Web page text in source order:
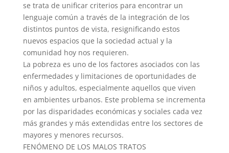
se trata de unificar criterios para encontrar un
lenguaje común a través de la integración de los
distintos puntos de vista, resignificando estos
nuevos espacios que la sociedad actual y la
comunidad hoy nos requieren.
La pobreza es uno de los factores asociados con las
enfermedades y limitaciones de oportunidades de
niños y adultos, especialmente aquellos que viven
en ambientes urbanos. Este problema se incrementa
por las disparidades económicas y sociales cada vez
más grandes y más extendidas entre los sectores de
mayores y menores recursos.
FENÓMENO DE LOS MALOS TRATOS